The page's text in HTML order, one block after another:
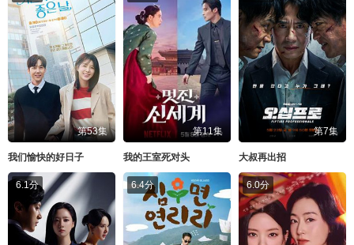
第53集
我们愉快的好日子
第11集
我的王室死对头
第7集
大叔再出招
6.1分 6.4分 6.0分